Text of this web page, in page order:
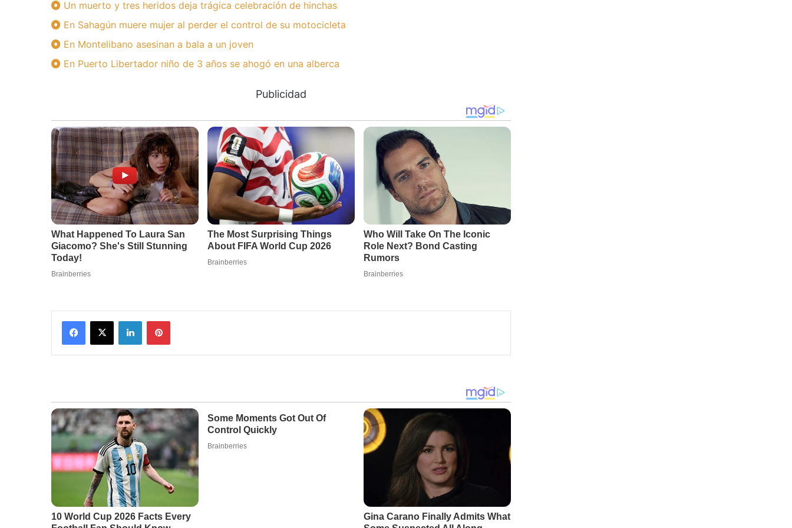
Un muerto y tres heridos deja trágica celebración de hinchas
En Sahagún muere mujer al perder el control de su motocicleta
En Montelibano asesinan a bala a un joven
En Puerto Libertador niño de 3 años se ahogó en una alberca
Publicidad
Facebook
X LinkedInPinterest